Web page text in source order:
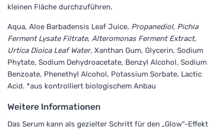
kleinen Fläche durchzuführen.
Aqua, Aloe Barbadensis Leaf Juice, Propanediol, Pichia
Ferment Lysate Filtrate, Alteromonas Ferment Extract,
Urtica Dioica Leaf Water, Xanthan Gum, Glycerin, Sodium
Phytate, Sodium Dehydroacetate, Benzyl Alcohol, Sodium
Benzoate, Phenethyl Alcohol, Potassium Sorbate, Lactic
Acid. *aus kontrolliert biologischem Anbau
Weitere Informationen
Das Serum kann als gezielter Schritt für den „Glow"-Effekt